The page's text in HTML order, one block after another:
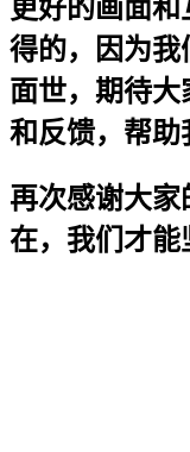
更好的画面
得的，因为我
面世，期待
和反馈，帮助
再次感谢大家
在，我们才能